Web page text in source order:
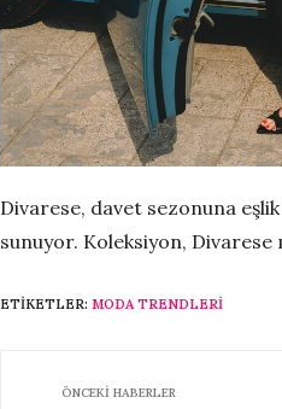
Divarese, davet sezonuna
sunuyor. Koleksiyon, Divarese
ETIKETLER: MODA TRENDLERI
ÖNCEKI HABERLER